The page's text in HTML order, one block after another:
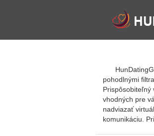
pohodlnými
vhodných pre
nadviazať
komunikáciu.